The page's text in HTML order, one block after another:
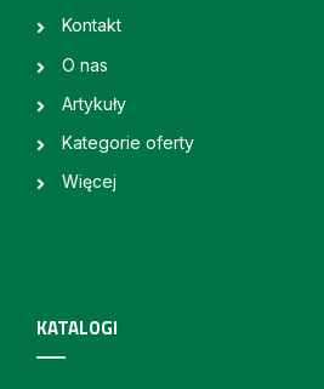
Kontakt
O nas
Artykuły
Kategorie oferty
Więcej
KATALOGI